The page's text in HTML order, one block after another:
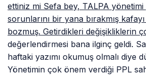
ettiniz mi Sefa bey, TALPA yönetimi
sorunlarını bir yana bırakmış
bozmuş. Getirdikleri değişikliklerin
değerlendirmesi bana ilginç geldi.
haftaki yazımı okumuş olmalı diye
Yönetimin çok önem verdiği PPL